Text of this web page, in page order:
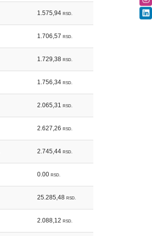
1.575,94 RSD.
1.706,57 RSD.
1.729,38 RSD.
1.756,34 RSD.
2.065,31 RSD.
2.627,26 RSD.
2.745,44 RSD.
0.00 RSD.
25.285,48 RSD.
2.088,12 RSD.